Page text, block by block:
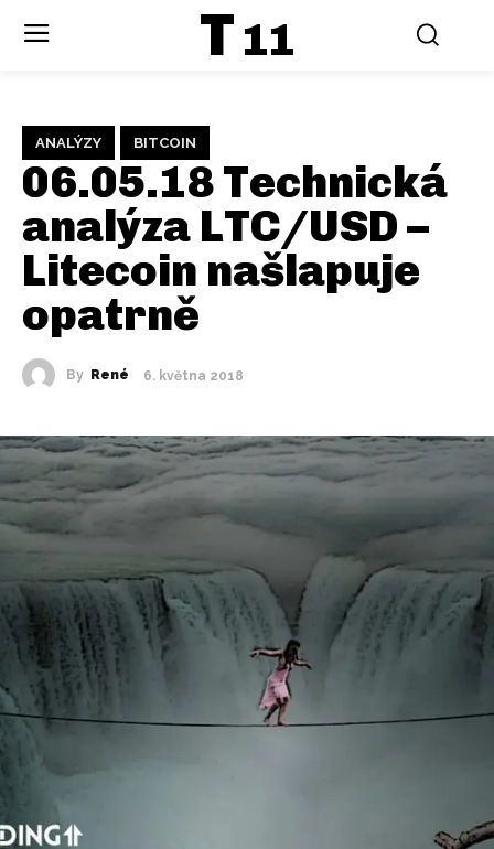
T 11
ANALÝZY BITCOIN
06.05.18 Technická
analýza LTC/USD –
Litecoin našlapuje
opatrně
By René 6. května 2018